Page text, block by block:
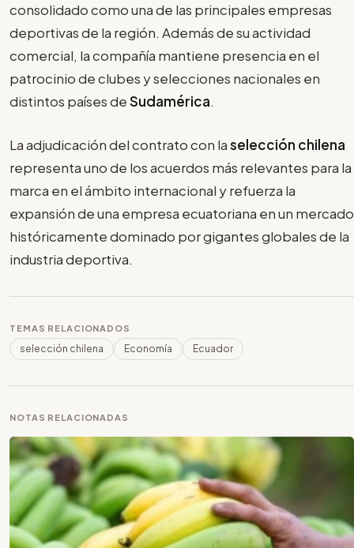
consolidado como una de las principales empresas
deportivas de la región. Además de su actividad
comercial, la compañía mantiene presencia en el
patrocinio de clubes y selecciones nacionales en
distintos países deSudamérica.
La adjudicación del contrato con laselección chilena
representa uno de los acuerdos más relevantes para la
marca en el ámbito internacional y refuerza la
expansión de una empresa ecuatoriana en un mercado
históricamente dominado por gigantes globales de la
industria deportiva.
TEMAS RELACIONADOS
selección chilena Economía Ecuador
NOTAS RELACIONADAS